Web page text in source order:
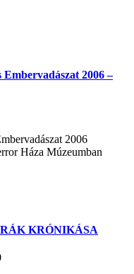
2006 –
2006
Háza Múzeumban
KRÓNIKÁSA